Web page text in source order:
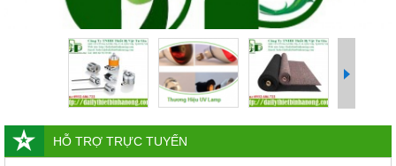
HỖ TRỢ TRỰC TUYẾN